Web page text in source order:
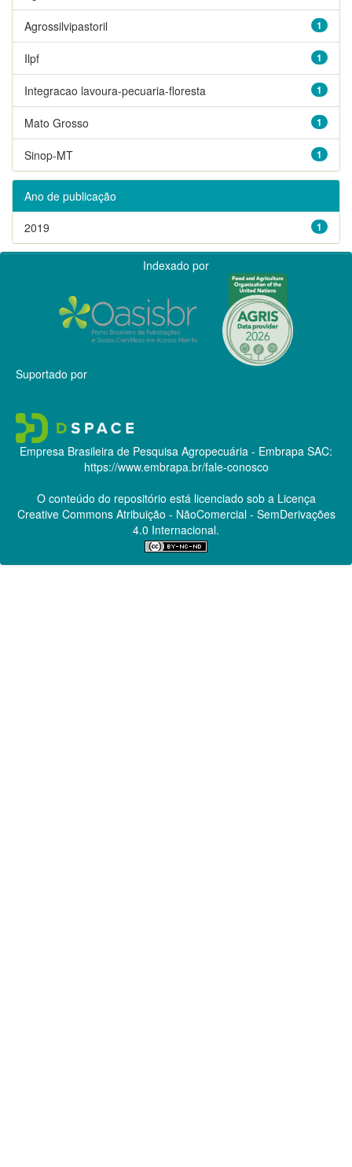
1
Agrossilvipastoril
1
Ilpf
1
Integracao lavoura-pecuaria-floresta
1
Mato Grosso
1
Sinop-MT
Ano de publicação
1
2019
Indexado por
Suportado por
Empresa Brasileira de Pesquisa Agropecuária - Embrapa SAC:
https://www.embrapa.br/fale-conosco
O conteúdo do repositório está licenciado sob a Licença
Creative CommonsAtribuição - NãoComercial - SemDerivações
4.0 Internacional.